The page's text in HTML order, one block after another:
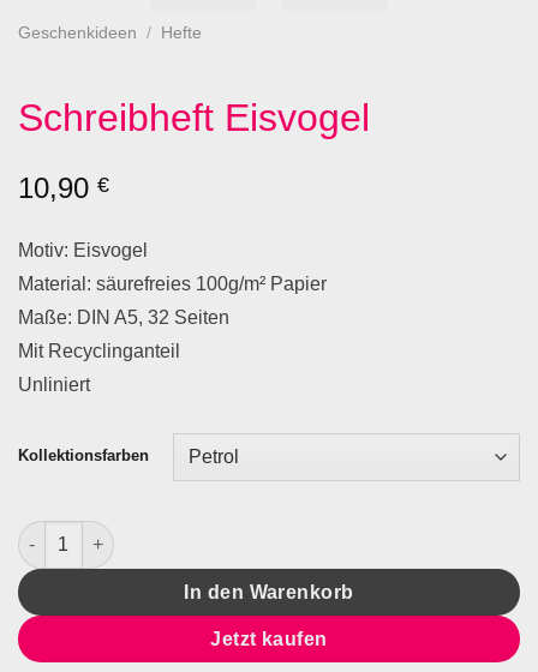
Geschenkideen / Hefte
Schreibheft Eisvogel
10,90 €
Motiv: Eisvogel
Material: säurefreies 100g/m² Papier
Maße: DIN A5, 32 Seiten
Mit Recyclinganteil
Unliniert
Kollektionsfarben
Schreibheft Eisvogel Menge
In den Warenkorb
Jetzt kaufen